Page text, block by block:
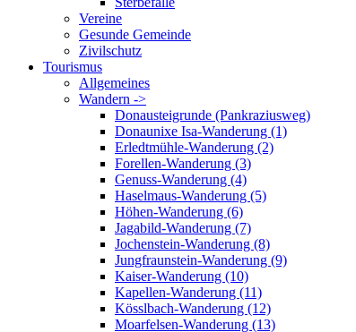
Vereine
Gesunde Gemeinde
Zivilschutz
Tourismus
Allgemeines
Wandern ->
Donausteigrunde (Pankraziusweg)
Donaunixe Isa-Wanderung (1)
Erledtmühle-Wanderung (2)
Forellen-Wanderung (3)
Genuss-Wanderung (4)
Haselmaus-Wanderung (5)
Höhen-Wanderung (6)
Jagabild-Wanderung (7)
Jochenstein-Wanderung (8)
Jungfraunstein-Wanderung (9)
Kaiser-Wanderung (10)
Kapellen-Wanderung (11)
Kösslbach-Wanderung (12)
Moarfelsen-Wanderung (13)